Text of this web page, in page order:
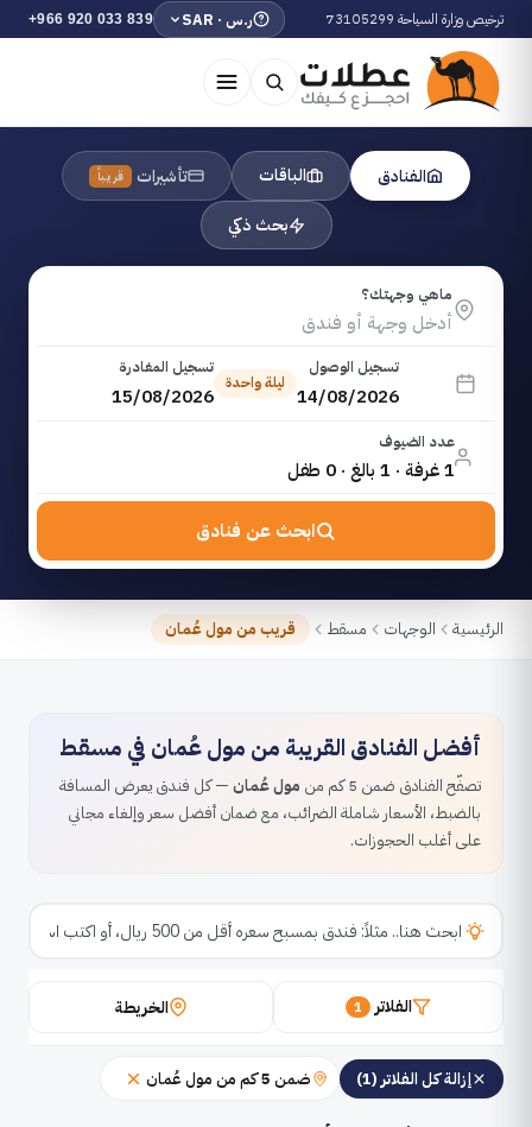
ترخيص وزارة السياحة 73105299 ر.س · SAR +966 920 033 839
الفنادق الباقات تأشيرات قريباً
بحث ذكي
ماهي وجهتك؟
تسجيل الوصول
14/08/2026
ليلة واحدة
تسجيل المغادرة
15/08/2026
عدد الضيوف
1 غرفة · 1 بالغ · 0 طفل
ابحث عن فنادق
الرئيسية الوجهات مسقط قريب من مول عُمان
أفضل الفنادق القريبة من مول عُمان في مسقط
تصفّح الفنادق ضمن 5 كم من مول عُمان— كل فندق يعرض المسافة
بالضبط، الأسعار شاملة الضرائب، مع ضمان أفضل سعر وإلغاء مجاني
على أغلب الحجوزات.
الفلاتر 1 الخريطة
إزالة كل الفلاتر (1) ضمن 5 كم من مول عُمان